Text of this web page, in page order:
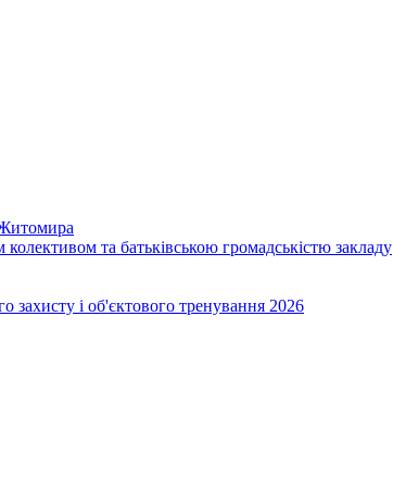
та батьківською громадськістю закладу
захисту і об'єктового тренування 2026